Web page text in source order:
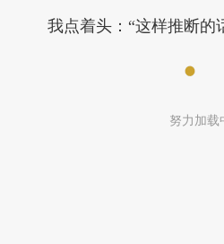
我点着头：“这样推断的
努力加载